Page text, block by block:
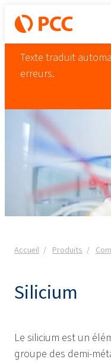
Texte traduit
erreurs.
Accueil Produits
Silicium
Le silicium est un
groupe des demi-